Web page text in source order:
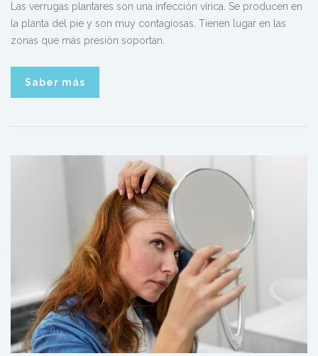
Las verrugas plantares son una infección vírica. Se producen en
la planta del pie y son muy contagiosas. Tienen lugar en las
zonas que más presión soportan.
Saber más